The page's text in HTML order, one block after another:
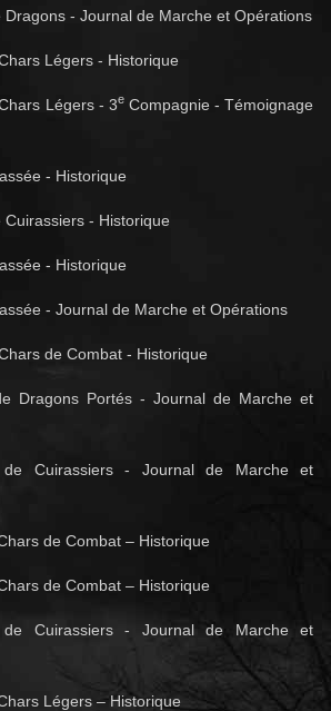
Dragons - Journal de Marche et Opérations
Légers - Historique
Légers - 3eCompagnie - Témoignage
- Historique
Cuirassiers - Historique
- Historique
- Journal de Marche et Opérations
de Combat - Historique
Dragons Portés - Journal de Marche et
de Cuirassiers - Journal de Marche et
de Combat – Historique
de Combat – Historique
de Cuirassiers - Journal de Marche et
Légers – Historique